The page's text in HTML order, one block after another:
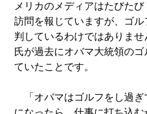
メリカのメディアはたびた
訪問を報じていますが、ゴ
判しているわけではありま
氏が過去にオバマ大統領の
ていたことです。
「オバマはゴルフをし過